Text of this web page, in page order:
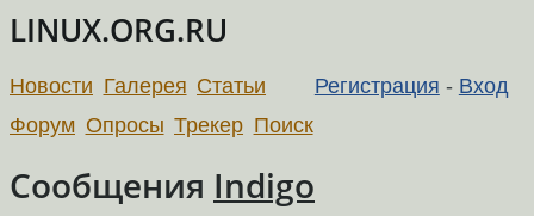
LINUX.ORG.RU
Регистрация - Вход
Новости Галерея Статьи
Форум Опросы Трекер Поиск
Сообщения Indigo